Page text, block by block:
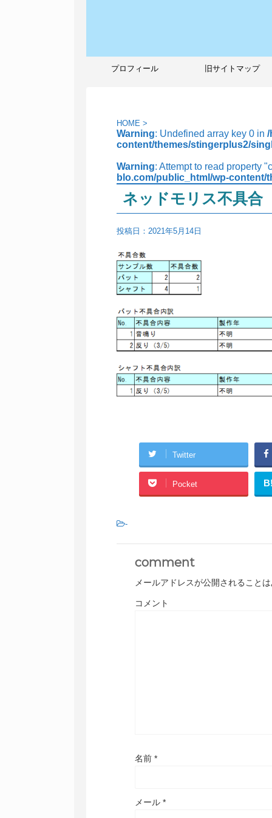
プロフィール 旧サイトマップ
HOME >
Warning: Undefined array key 0 in /
content/themes/stingerplus2/
Warning: Attempt to read property
blo.com/public_html/wp-
ネッドモリス不具合
投稿日： 2021年5月14日
Twitter
Pocket
-
comment
メールアドレスが公開されること
コメント
名前 *
メール *